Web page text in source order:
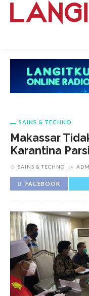
SAINS & TECHNO
Makassar
Karantina
SAINS & TECHNO by
FACEBOOK